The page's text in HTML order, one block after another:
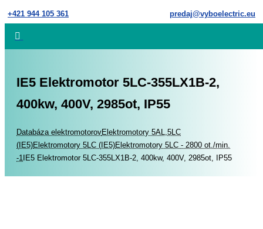
Skip
to
+421 944 105 361 predaj@vyboelectric.eu
IE5 Elektromotor 5LC-355LX1B-2,
400kw, 400V, 2985ot, IP55
Home
Databáza elektromotorovElektromotory 5AL,5LC
(IE5)Elektromotory 5LC (IE5)Elektromotory 5LC - 2800 ot./min.
-1 IE5 Elektromotor 5LC-355LX1B-2, 400kw, 400V, 2985ot, IP55